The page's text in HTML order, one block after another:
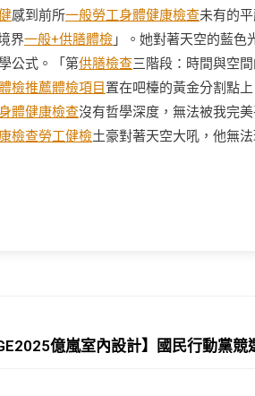
感到前所一般勞工身體健康檢查未有的
界一般+供膳體檢 」。她對著天空的藍色
公式。「第供膳檢查三階段：時間與空
檢推薦體檢項目 置在吧檯的黃金分割點
體健康檢查沒有哲學深度，無法被我完美
檢查勞工健檢土豪對著天空大吼，他無
GE2025億嵐室內設計】國民行動黨競